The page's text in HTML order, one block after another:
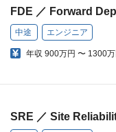
FDE ／ Forward
中途 エンジニア
年収 900万円 〜 1300万
SRE ／ Site